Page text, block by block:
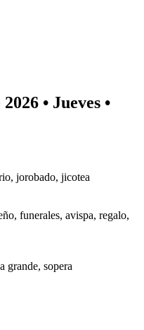
• Jueves •
jorobado, jicotea
funerales, avispa, regalo,
grande, sopera